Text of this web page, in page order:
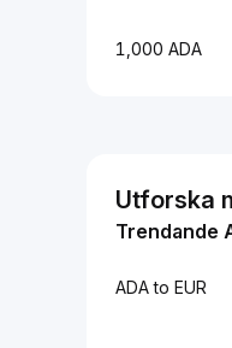
1,000 ADA
Utforska
Trendande
ADA to EUR